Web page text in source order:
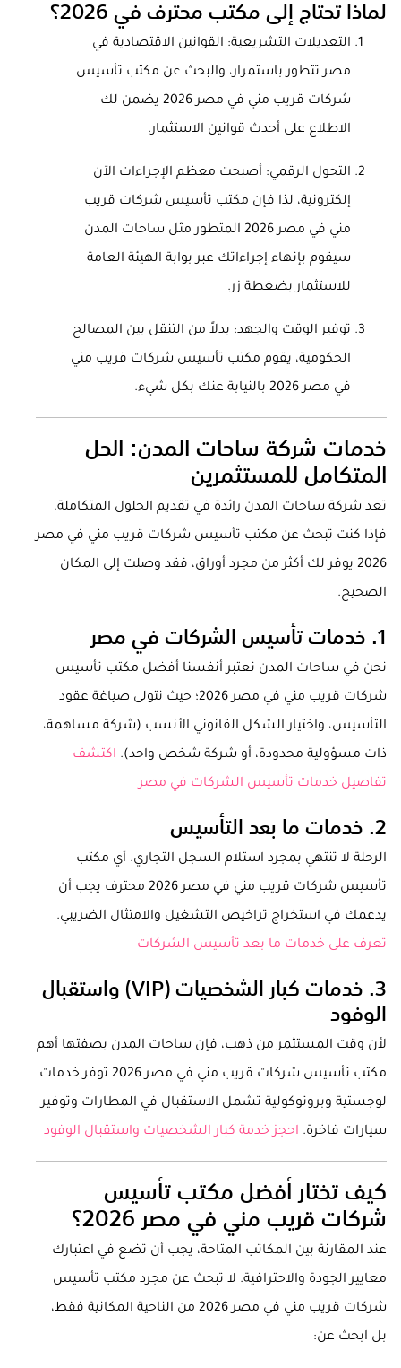
لماذا تحتاج إلى مكتب محترف في 2026؟
التعديلات التشريعية: القوانين الاقتصادية في
مصر تتطور باستمرار، والبحث عن مكتب تأسيس
شركات قريب مني في مصر 2026 يضمن لك
الاطلاع على أحدث قوانين الاستثمار.
التحول الرقمي: أصبحت معظم الإجراءات الآن
إلكترونية، لذا فإن مكتب تأسيس شركات قريب
مني في مصر 2026 المتطور مثل ساحات المدن
سيقوم بإنهاء إجراءاتك عبر بوابة الهيئة العامة
للاستثمار بضغطة زر.
توفير الوقت والجهد: بدلاً من التنقل بين المصالح
الحكومية، يقوم مكتب تأسيس شركات قريب مني
في مصر 2026 بالنيابة عنك بكل شيء.
خدمات شركة ساحات المدن: الحل
المتكامل للمستثمرين
تعد شركة ساحات المدن رائدة في تقديم الحلول المتكاملة،
فإذا كنت تبحث عن مكتب تأسيس شركات قريب مني في مصر
2026 يوفر لك أكثر من مجرد أوراق، فقد وصلت إلى المكان
الصحيح.
1. خدمات تأسيس الشركات في مصر
نحن في ساحات المدن نعتبر أنفسنا أفضل مكتب تأسيس
شركات قريب مني في مصر 2026؛ حيث نتولى صياغة عقود
التأسيس، واختيار الشكل القانوني الأنسب (شركة مساهمة،
ذات مسؤولية محدودة، أو شركة شخص واحد). اكتشف
تفاصيل خدمات تأسيس الشركات في مصر
2. خدمات ما بعد التأسيس
الرحلة لا تنتهي بمجرد استلام السجل التجاري. أي مكتب
تأسيس شركات قريب مني في مصر 2026 محترف يجب أن
يدعمك في استخراج تراخيص التشغيل والامتثال الضريبي.
تعرف على خدمات ما بعد تأسيس الشركات
3. خدمات كبار الشخصيات (VIP) واستقبال
الوفود
لأن وقت المستثمر من ذهب، فإن ساحات المدن بصفتها أهم
مكتب تأسيس شركات قريب مني في مصر 2026 توفر خدمات
لوجستية وبروتوكولية تشمل الاستقبال في المطارات وتوفير
سيارات فاخرة. احجز خدمة كبار الشخصيات واستقبال الوفود
كيف تختار أفضل مكتب تأسيس
شركات قريب مني في مصر 2026؟
عند المقارنة بين المكاتب المتاحة، يجب أن تضع في اعتبارك
معايير الجودة والاحترافية. لا تبحث عن مجرد مكتب تأسيس
شركات قريب مني في مصر 2026 من الناحية المكانية فقط،
بل ابحث عن: